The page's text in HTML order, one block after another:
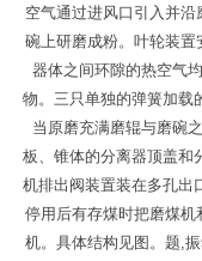
空气通过进风口引入并
碗上研磨成粉。叶轮装
器体之间环隙的热空气
物。三只单独的弹簧加载
当原磨充满磨辊与磨碗
板、锥体的分离器顶盖和
机排出阀装置装在多孔出
停用后有存煤时把磨煤
机。具体结构见图。题,